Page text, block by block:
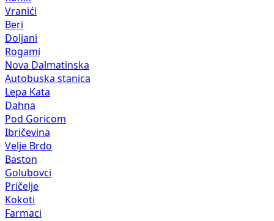
Vranići
Beri
Doljani
Rogami
Nova Dalmatinska
Autobuska stanica
Lepa Kata
Dahna
Pod Goricom
Ibričevina
Velje Brdo
Baston
Golubovci
Pričelje
Kokoti
Farmaci